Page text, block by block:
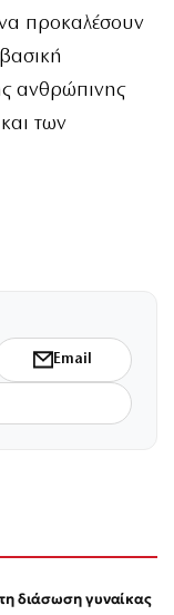
προκαλέσουν
ανθρώπινης
των
Email
διάσωση γυναίκας